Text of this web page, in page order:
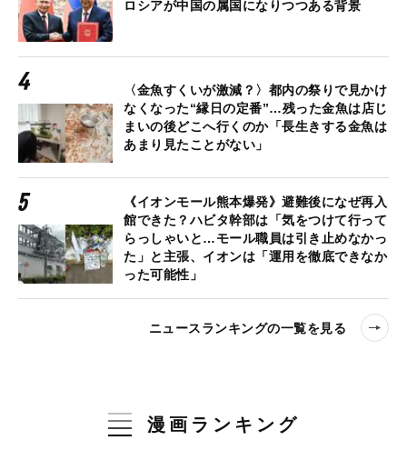
ロシアが中国の属国になりつつある背景
〈金魚すくいが激減？〉都内の祭りで見かけ
なくなった“縁日の定番”…残った金魚は店じ
まいの後どこへ行くのか「長生きする金魚は
あまり見たことがない」
《イオンモール熊本爆発》避難後になぜ再入
館できた？ハビタ幹部は「気をつけて行って
らっしゃいと…モール職員は引き止めなかっ
た」と主張、イオンは「運用を徹底できなか
った可能性」
ニュースランキングの一覧を見る
漫画ランキング